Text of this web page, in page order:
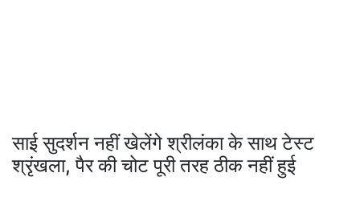
साई सुदर्शन नहीं खेलेंगे श्रीलंका के साथ टेस्ट
श्रृंखला, पैर की चोट पूरी तरह ठीक नहीं हुई